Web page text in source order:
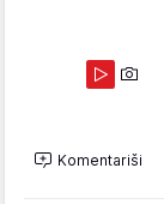
Komentariši